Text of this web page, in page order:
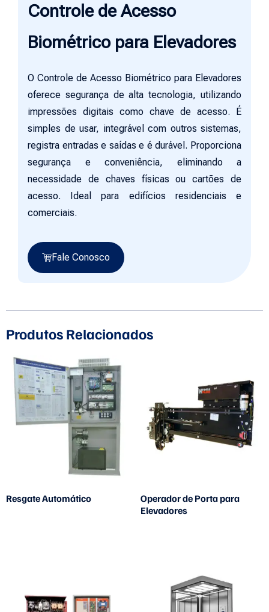
Controle de Acesso
Biométrico para Elevadores
O Controle de Acesso Biométrico para Elevadores
oferece segurança de alta tecnologia, utilizando
impressões digitais como chave de acesso. É
simples de usar, integrável com outros sistemas,
registra entradas e saídas e é durável. Proporciona
segurança e conveniência, eliminando a
necessidade de chaves físicas ou cartões de
acesso. Ideal para edifícios residenciais e
comerciais.
Fale Conosco
Produtos Relacionados
Resgate Automático
Operador de Porta para
Elevadores